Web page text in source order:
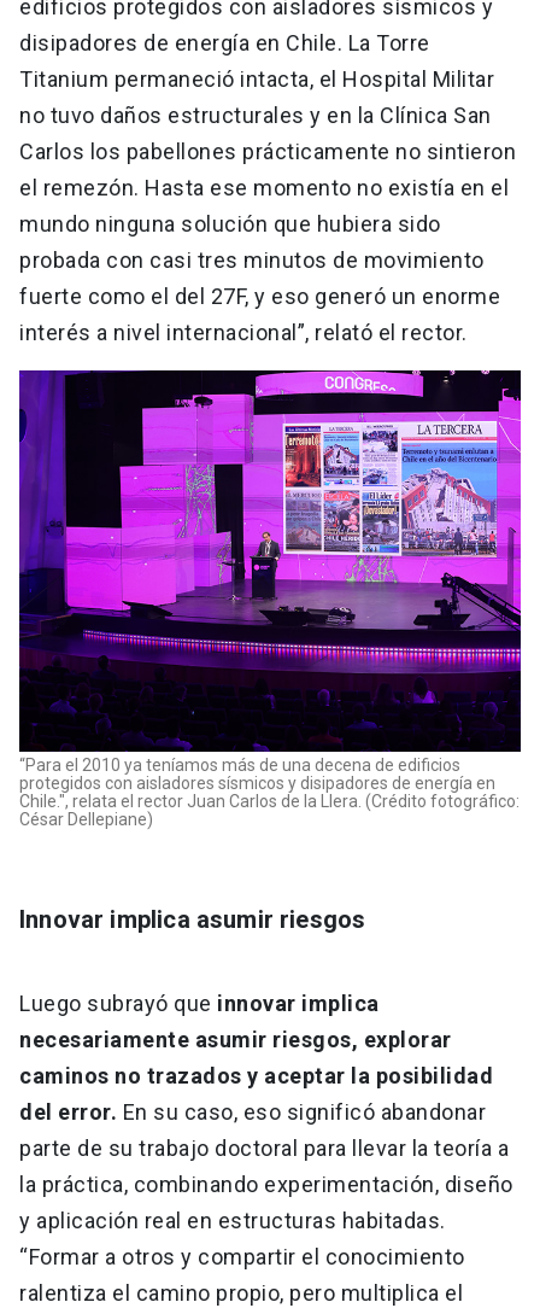
edificios protegidos con aisladores sísmicos y
disipadores de energía en Chile. La Torre
Titanium permaneció intacta, el Hospital Militar
no tuvo daños estructurales y en la Clínica San
Carlos los pabellones prácticamente no sintieron
el remezón. Hasta ese momento no existía en el
mundo ninguna solución que hubiera sido
probada con casi tres minutos de movimiento
fuerte como el del 27F, y eso generó un enorme
interés a nivel internacional”, relató el rector.
“Para el 2010 ya teníamos más de una decena de edificios
protegidos con aisladores sísmicos y disipadores de energía en
Chile.", relata el rector Juan Carlos de la Llera. (Crédito fotográfico:
César Dellepiane)
Innovar implica asumir riesgos
Luego subrayó que innovar implica
necesariamente asumir riesgos, explorar
caminos no trazados y aceptar la posibilidad
del error. En su caso, eso significó abandonar
parte de su trabajo doctoral para llevar la teoría a
la práctica, combinando experimentación, diseño
y aplicación real en estructuras habitadas.
“Formar a otros y compartir el conocimiento
ralentiza el camino propio, pero multiplica el